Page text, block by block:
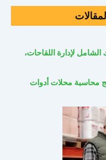
الشامل لإدارة اللقاحات،
محاسبة محلات أدوات